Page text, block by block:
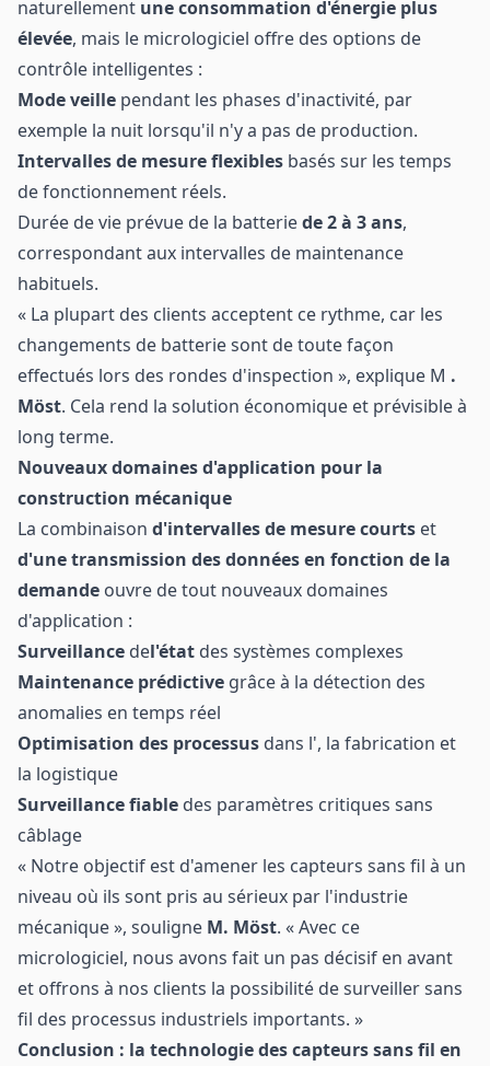
naturellement une consommation d'énergie plus
élevée, mais le micrologiciel offre des options de
contrôle intelligentes :
Mode veille pendant les phases d'inactivité, par
exemple la nuit lorsqu'il n'y a pas de production.
Intervalles de mesure flexibles basés sur les temps
de fonctionnement réels.
Durée de vie prévue de la batteriede 2 à 3 ans,
correspondant aux intervalles de maintenance
habituels.
« La plupart des clients acceptent ce rythme, car les
changements de batterie sont de toute façon
effectués lors des rondes d'inspection », explique M .
Möst. Cela rend la solution économique et prévisible à
long terme.
Nouveaux domaines d'application pour la
construction mécanique
La combinaison d'intervalles de mesure courts et
d'une transmission des données en fonction de la
demande ouvre de tout nouveaux domaines
d'application :
Surveillance del'état des systèmes complexes
Maintenance prédictive grâce à la détection des
anomalies en temps réel
Optimisation des processus dans l', la fabrication et
la logistique
Surveillance fiable des paramètres critiques sans
câblage
« Notre objectif est d'amener les capteurs sans fil à un
niveau où ils sont pris au sérieux par l'industrie
mécanique », souligne M. Möst. « Avec ce
micrologiciel, nous avons fait un pas décisif en avant
et offrons à nos clients la possibilité de surveiller sans
fil des processus industriels importants. »
Conclusion : la technologie des capteurs sans fil en